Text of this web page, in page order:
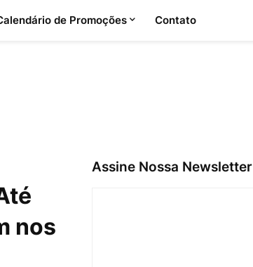
de Promoções Contato
nos
Assine Nossa Newsletter